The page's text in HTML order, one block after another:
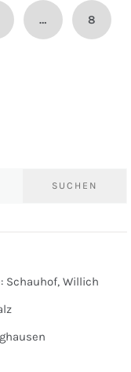
… 8
Schauhof, Willich